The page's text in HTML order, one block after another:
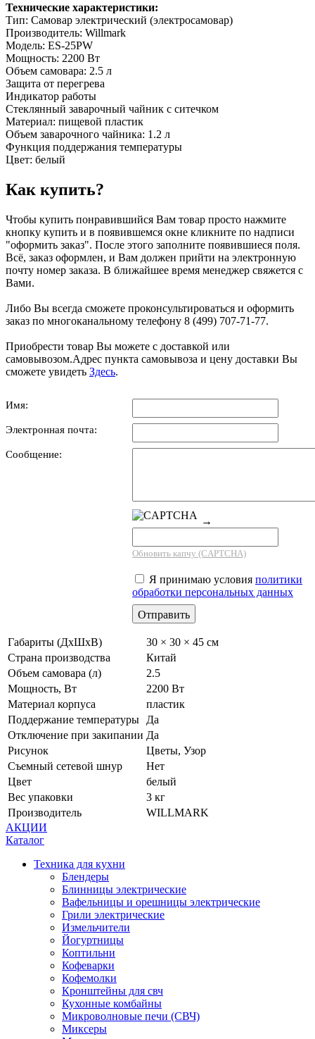
Технические характеристики:
Тип: Самовар электрический (электросамовар)
Производитель: Willmark
Модель: ES-25PW
Мощность: 2200 Вт
Объем самовара: 2.5 л
Защита от перегрева
Индикатор работы
Стеклянный заварочный чайник с ситечком
Материал: пищевой пластик
Объем заварочного чайника: 1.2 л
Функция поддержания температуры
Цвет: белый
Как купить?
Чтобы купить понравившийся Вам товар просто нажмите
кнопку купить и в появившемся окне кликните по надписи
"оформить заказ". После этого заполните появившиеся поля.
Всё, заказ оформлен, и Вам должен прийти на электронную
почту номер заказа. В ближайшее время менеджер свяжется с
Вами.
Либо Вы всегда сможете проконсультироваться и оформить
заказ по многоканальному телефону 8 (499) 707-71-77.
Приобрести товар Вы можете с доставкой или
самовывозом.Адрес пункта самовывоза и цену доставки Вы
сможете увидеть Здесь.
Имя:
Электронная почта:
Сообщение:
→
Обновить капчу (CAPTCHA)
Я принимаю условия политики
обработки персональных данных
Габариты (ДхШхВ)
30 × 30 × 45 см
Страна производства
Китай
Объем самовара (л)
2.5
Мощность, Вт
2200 Вт
Материал корпуса
пластик
Поддержание температуры
Да
Отключение при закипании Да
Рисунок
Цветы, Узор
Съемный сетевой шнур
Нет
Цвет
белый
Вес упаковки
3 кг
Производитель
WILLMARK
АКЦИИ
Каталог
Техника для кухни
Блендеры
Блинницы электрические
Вафельницы и орешницы электрические
Грили электрические
Измельчители
Йогуртницы
Коптильни
Кофеварки
Кофемолки
Кронштейны для свч
Кухонные комбайны
Микроволновые печи (СВЧ)
Миксеры